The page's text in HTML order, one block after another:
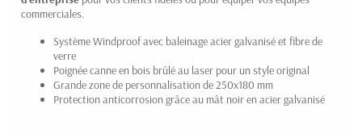
commerciales.
Système Windproof avec baleinage acier galvanisé et fibre de
verre
Poignée canne en bois brûlé au laser pour un style original
Grande zone de personnalisation de 250x180 mm
Protection anticorrosion grâce au mât noir en acier galvanisé